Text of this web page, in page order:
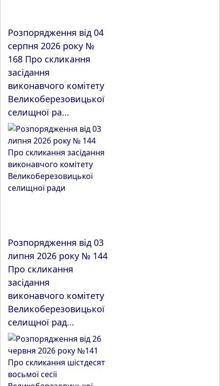
Розпорядження від 04
серпня 2026 року №
168 Про скликання
засідання
виконавчого комітету
Великоберезовицької
селищної ра...
Розпорядження від 03
липня 2026 року № 144
Про скликання
засідання
виконавчого комітету
Великоберезовицької
селищної рад...